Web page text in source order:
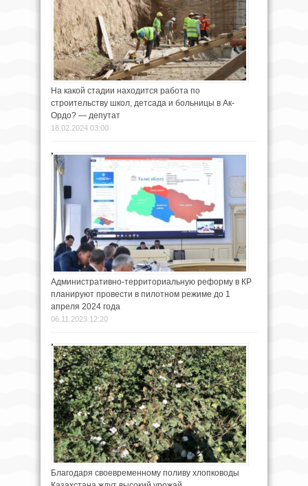
На какой стадии находится работа по
строительству школ, детсада и больницы в Ак-
Ордо? — депутат
18.02.2024 03:00
Административно-территориальную реформу в КР
планируют провести в пилотном режиме до 1
апреля 2024 года
06.11.2023 12:20
Благодаря своевременному поливу хлопководы